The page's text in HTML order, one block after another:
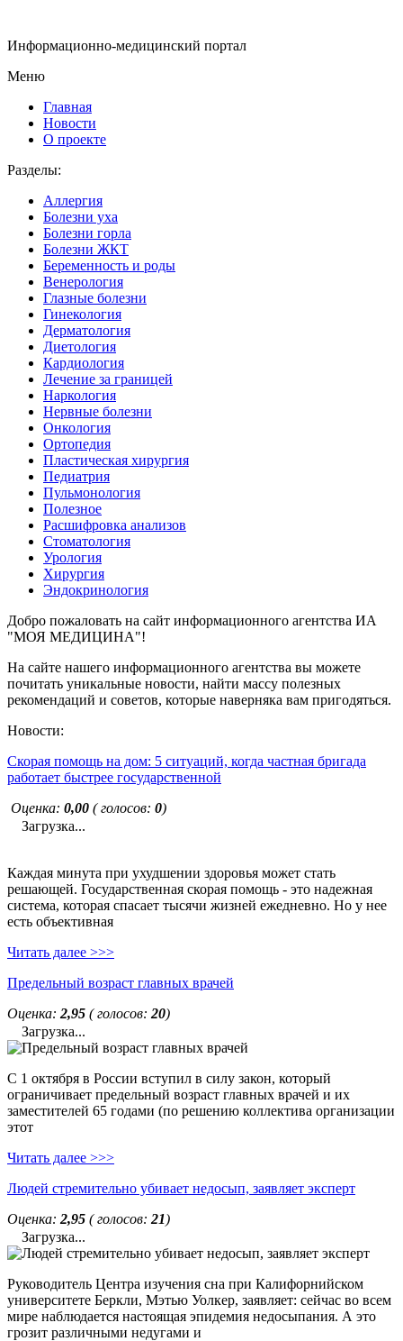
Информационно-медицинский портал
Меню
Главная
Новости
О проекте
Разделы:
Аллергия
Болезни уха
Болезни горла
Болезни ЖКТ
Беременность и роды
Венерология
Глазные болезни
Гинекология
Дерматология
Диетология
Кардиология
Лечение за границей
Наркология
Нервные болезни
Онкология
Ортопедия
Пластическая хирургия
Педиатрия
Пульмонология
Полезное
Расшифровка анализов
Стоматология
Урология
Хирургия
Эндокринология
Добро пожаловать на сайт информационного агентства ИА
"МОЯ МЕДИЦИНА"!
На сайте нашего информационного агентства вы можете
почитать уникальные новости, найти массу полезных
рекомендаций и советов, которые наверняка вам пригодяться.
Новости:
Скорая помощь на дом: 5 ситуаций, когда частная бригада
работает быстрее государственной
Оценка: 0,00 ( голосов: 0)
Загрузка...
Каждая минута при ухудшении здоровья может стать
решающей. Государственная скорая помощь - это надежная
система, которая спасает тысячи жизней ежедневно. Но у нее
есть объективная
Читать далее >>>
Предельный возраст главных врачей
Оценка: 2,95 ( голосов: 20)
Загрузка...
С 1 октября в России вступил в силу закон, который
ограничивает предельный возраст главных врачей и их
заместителей 65 годами (по решению коллектива организации
этот
Читать далее >>>
Людей стремительно убивает недосып, заявляет эксперт
Оценка: 2,95 ( голосов: 21)
Загрузка...
Руководитель Центра изучения сна при Калифорнийском
университете Беркли, Мэтью Уолкер, заявляет: сейчас во всем
мире наблюдается настоящая эпидемия недосыпания. А это
грозит различными недугами и